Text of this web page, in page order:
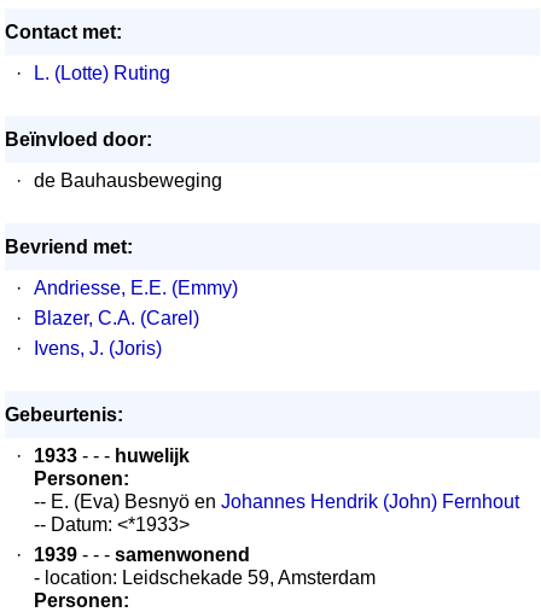
Contact met:
·
L. (Lotte) Ruting
Beïnvloed door:
·
de Bauhausbeweging
Bevriend met:
·
Andriesse, E.E. (Emmy)
·
Blazer, C.A. (Carel)
·
Ivens, J. (Joris)
Gebeurtenis:
·
1933 - - - huwelijk
Personen:
-- E. (Eva) Besnyö en Johannes Hendrik (John) Fernhout
-- Datum: <*1933>
·
1939 - - - samenwonend
- location: Leidschekade 59, Amsterdam
Personen: